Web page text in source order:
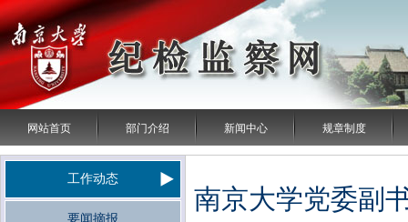
网站首页 部门介绍 新闻中心 规章制度
工作动态
要闻摘报
南京大学党委副